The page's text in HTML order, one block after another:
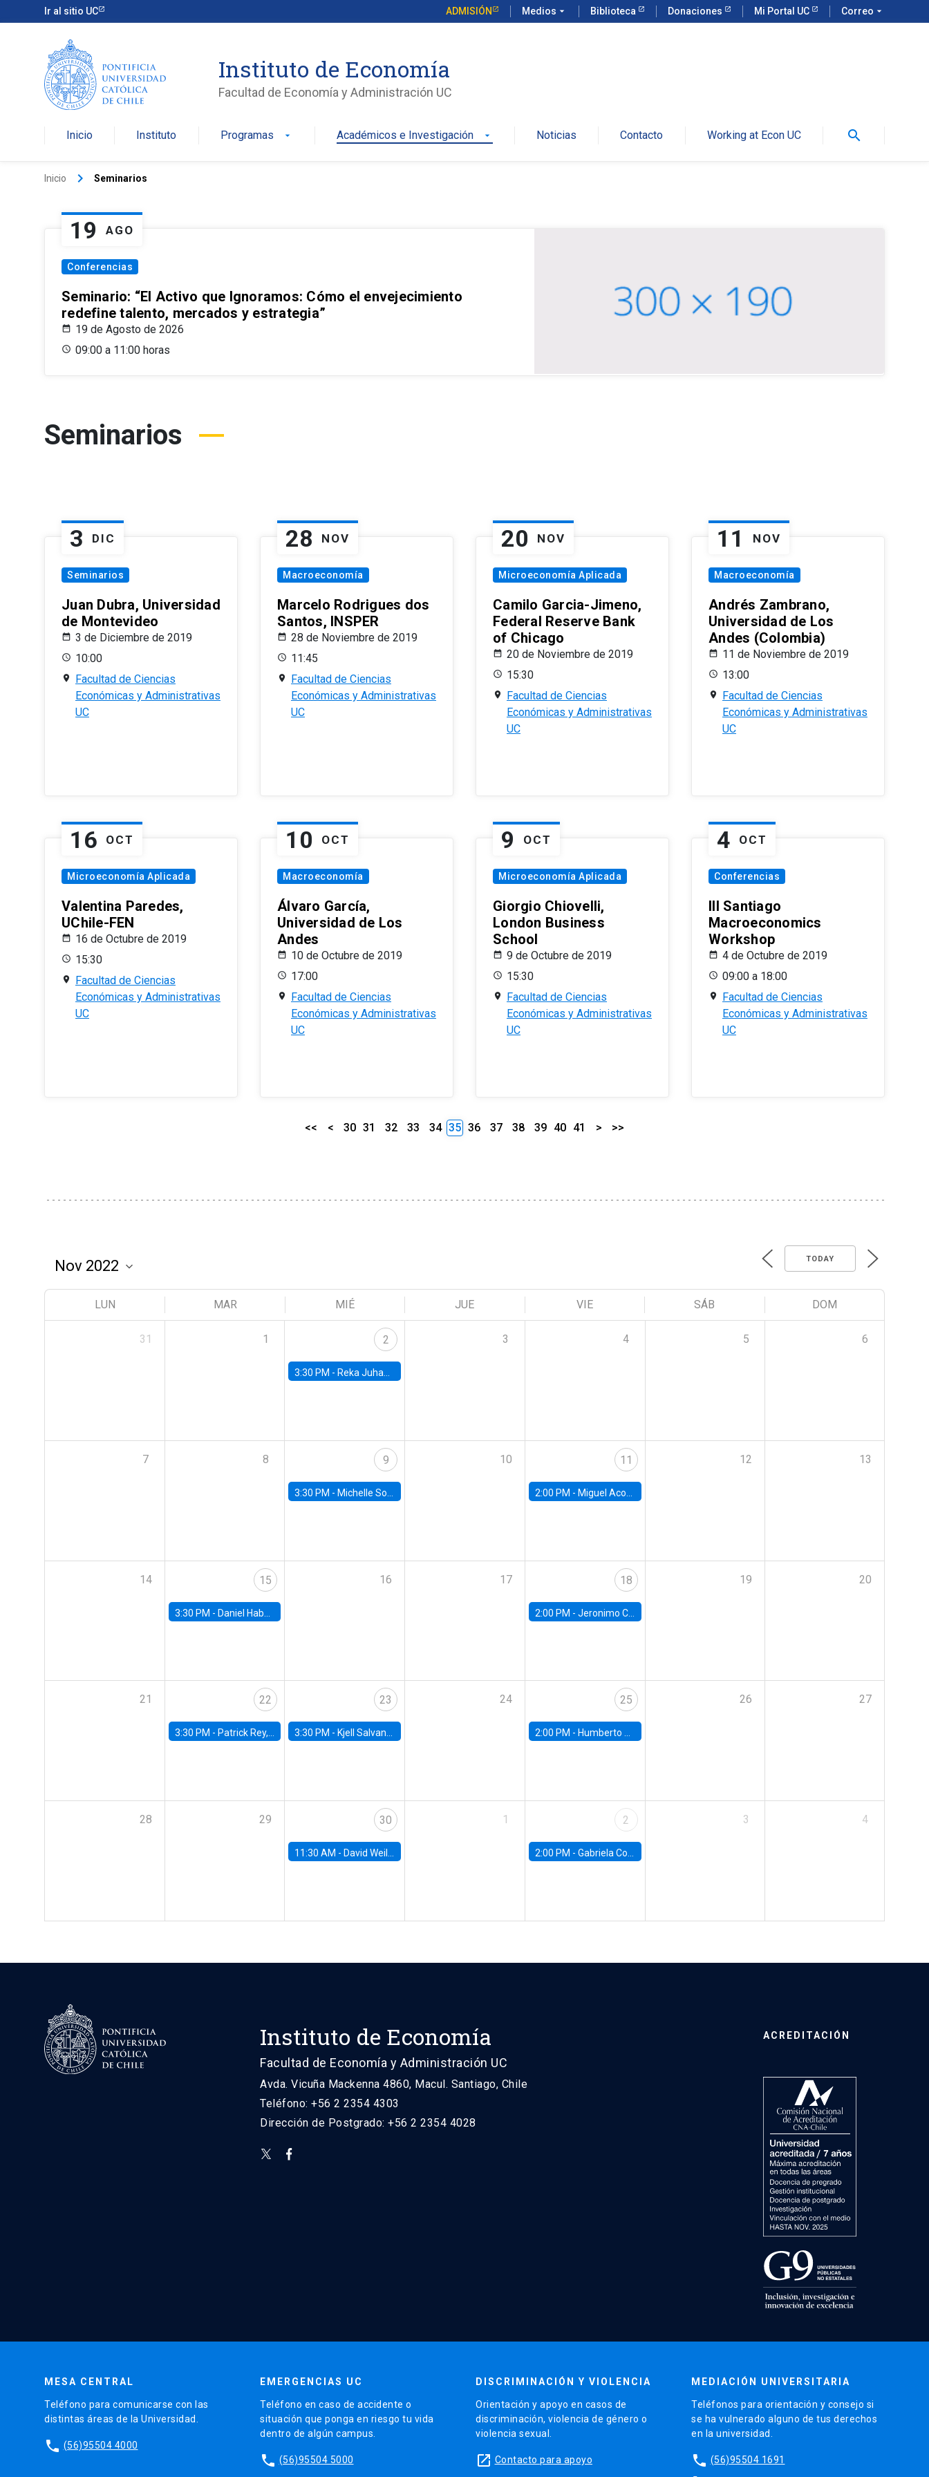
Ir al sitio UC ADMISIÓN Medios arrow_drop_down Biblioteca Donaciones Mi Portal UC Correo arrow_drop_down
Instituto de Economía
Facultad de Economía y Administración UC
Inicio Instituto Programas arrow_drop_down Académicos e Investigación arrow_drop_down Noticias Contacto Working at Econ UC search
Inicio keyboard_arrow_right Seminarios
19 AGO
Conferencias
Seminario: “El Activo que Ignoramos: Cómo el envejecimiento
redefine talento, mercados y estrategia”
19 de Agosto de 2026
09:00 a 11:00 horas
Seminarios
3 DIC
Seminarios
Juan Dubra, Universidad
de Montevideo
3 de Diciembre de 2019
10:00
Facultad de Ciencias
Económicas y Administrativas
UC
28 NOV
Macroeconomía
Marcelo Rodrigues dos
Santos, INSPER
28 de Noviembre de 2019
11:45
Facultad de Ciencias
Económicas y Administrativas
UC
20 NOV
Microeconomía Aplicada
Camilo Garcia-Jimeno,
Federal Reserve Bank
of Chicago
20 de Noviembre de 2019
15:30
Facultad de Ciencias
Económicas y Administrativas
UC
11 NOV
Macroeconomía
Andrés Zambrano,
Universidad de Los
Andes (Colombia)
11 de Noviembre de 2019
13:00
Facultad de Ciencias
Económicas y Administrativas
UC
16 OCT
Microeconomía Aplicada
Valentina Paredes,
UChile-FEN
16 de Octubre de 2019
15:30
Facultad de Ciencias
Económicas y Administrativas
UC
10 OCT
Macroeconomía
Álvaro García,
Universidad de Los
Andes
10 de Octubre de 2019
17:00
Facultad de Ciencias
Económicas y Administrativas
UC
9 OCT
Microeconomía Aplicada
Giorgio Chiovelli,
London Business
School
9 de Octubre de 2019
15:30
Facultad de Ciencias
Económicas y Administrativas
UC
4 OCT
Conferencias
III Santiago
Macroeconomics
Workshop
4 de Octubre de 2019
09:00 a 18:00
Facultad de Ciencias
Económicas y Administrativas
UC
<< < 30 31 32 33 34 35 36 37 38 39 40 41 > >>
TODAY
LUN MAR MIÉ JUE VIE SÁB DOM
31 1 2
3:30 PM - Reka Juhazs, University of British Columbia
3 4 5 6
7 8 9
3:30 PM - Michelle Sovinsky, Manheimm University
10 11
2:00 PM - Miguel Acosta, Banco Central de Chile
12 13
14 15
3:30 PM - Daniel Habermacher, Universidad de los Andes
16 17 18
2:00 PM - Jeronimo Carballo, University of Colorado
19 20
21 22
3:30 PM - Patrick Rey, University of Toulouse
23
3:30 PM - Kjell Salvanes, Norwegian School of Economics
24 25
2:00 PM - Humberto Martinez, Universidad de Chile
26 27
28 29 30
11:30 AM - David Weil, Brown University
1 2
2:00 PM - Gabriela Contreras, Banco Central de Chile y UC
3 4
Instituto de Economía
Facultad de Economía y Administración UC
Avda. Vicuña Mackenna 4860, Macul. Santiago, Chile
Teléfono: +56 2 2354 4303
Dirección de Postgrado: +56 2 2354 4028
ACREDITACIÓN
MESA CENTRAL
Teléfono para comunicarse con las
distintas áreas de la Universidad.
phone (56)95504 4000
EMERGENCIAS UC
Teléfono en caso de accidente o
situación que ponga en riesgo tu vida
dentro de algún campus.
phone (56)95504 5000
DISCRIMINACIÓN Y VIOLENCIA
Orientación y apoyo en casos de
discriminación, violencia de género o
violencia sexual.
launch Contacto para apoyo
MEDIACIÓN UNIVERSITARIA
Teléfonos para orientación y consejo si
se ha vulnerado alguno de tus derechos
en la universidad.
phone (56)95504 1691